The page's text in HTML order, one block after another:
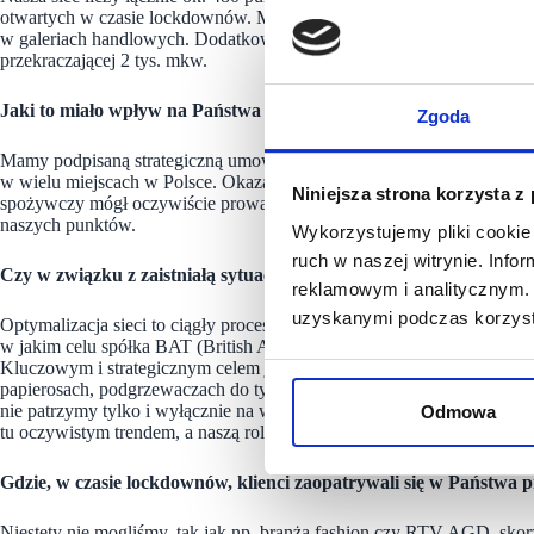
Zgoda
Niniejsza strona korzysta z
Wykorzystujemy pliki
ruch w naszej witrynie.
reklamowym i
uzyskanymi podczas
Odmowa
otwartych w czasie lockdownów. Mówimy oczywiście o lokalach
w galeriach handlowych. Dodatkowym ciosem był dla nas także
przekraczającej 2 tys. mkw.
Jaki to miało wpływ na Państwa biznes?
Mamy podpisaną strategiczną umowę z siecią Kaufland. Nasze
w wielu miejscach w Polsce. Okazało się jednak, że zdecydowana
spożywczy mógł oczywiście prowadzić swoją działalność bez
naszych punktów.
Czy w związku z zaistniałą sytuacją część punktów została
Optymalizacja sieci to ciągły proces, niezależny od pandemii. Żeby
w jakim celu spółka BAT (British American Tobacco) prowadzi – za
Kluczowym i strategicznym celem jest budowanie wśród klientów
papierosach, podgrzewaczach do tytoniu oraz tytoniu do żucia w
nie patrzymy tylko i wyłącznie na wyniki sprzedaży, ale przede
tu oczywistym trendem, a naszą rolą jest docierać do klienta tam,
Gdzie, w czasie lockdownów, klienci zaopatrywali się w Państwa